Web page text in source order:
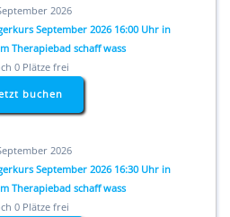
2026
September 2026 16:00 Uhr in
Therapiebad schaff wass
0 Plätze frei
buchen
2026
September 2026 16:30 Uhr in
Therapiebad schaff wass
0 Plätze frei